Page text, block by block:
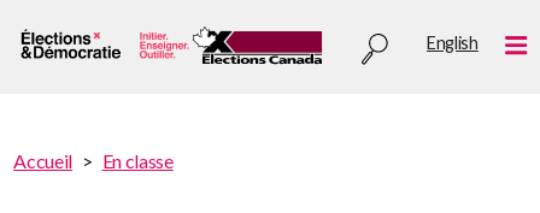
au
Utility
English
You
Accueil En classe